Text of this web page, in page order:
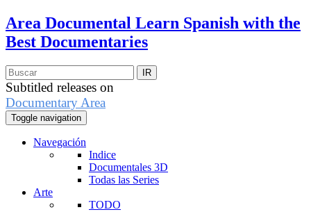
Area Documental Learn Spanish with the
Best Documentaries
Subtitled releases on
Documentary Area
Toggle navigation
Navegación
Indice
Documentales 3D
Todas las Series
Arte
TODO